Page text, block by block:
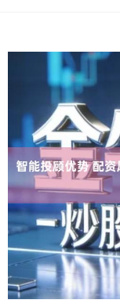
上证综指